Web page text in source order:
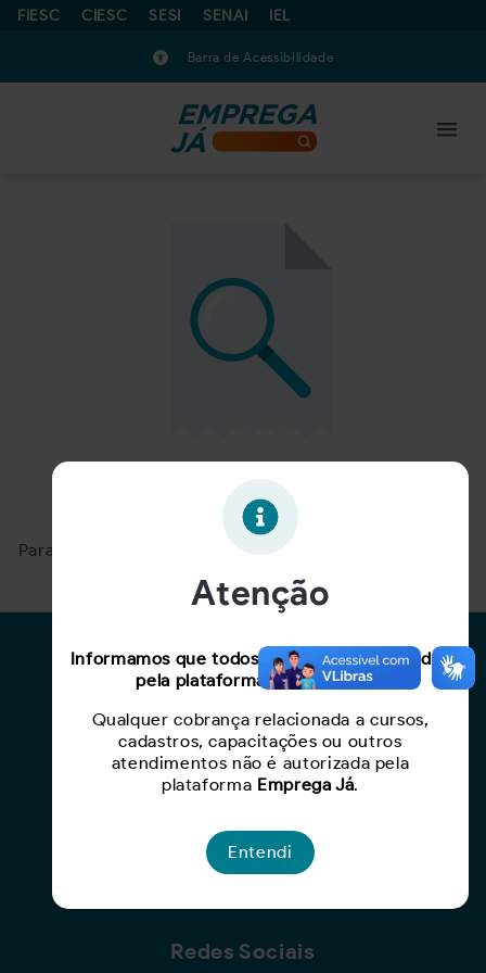
FIESC CIESC SESI SENAI IEL
Barra de Acessibilidade
Oportunidade expirada!
Para ver mais, acesse a páginaBuscar Oportunidades.
Para Candidatos
Cadastro de Currículo
Capacite-se
Criar Oportunidade
Redes Sociais
Atenção
Informamos que todos os serviços oferecidos
pela plataforma são gratuitos.
Qualquer cobrança relacionada a cursos,
cadastros, capacitações ou outros
atendimentos não é autorizada pela
plataforma Emprega Já.
Entendi